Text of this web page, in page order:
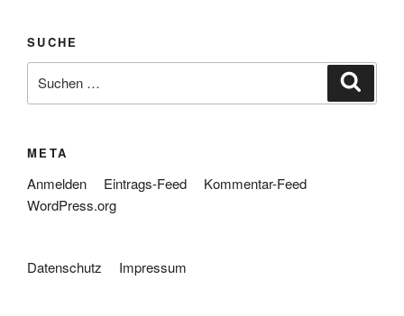
SUCHE
nach:
META
Anmelden Eintrags-Feed
Kommentar-Feed
WordPress.org
Datenschutz Impressum